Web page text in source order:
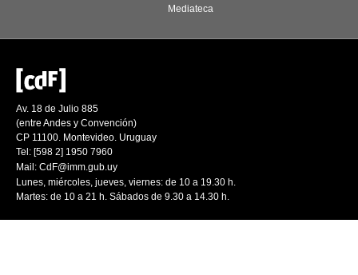
Mediateca
Av. 18 de Julio 885
(entre Andes y Convención)
CP 11100. Montevideo. Uruguay
Tel: [598 2] 1950 7960
Mail: CdF@imm.gub.uy
Lunes, miércoles, jueves, viernes: de 10 a 19.30 h.
Martes: de 10 a 21 h. Sábados de 9.30 a 14.30 h.